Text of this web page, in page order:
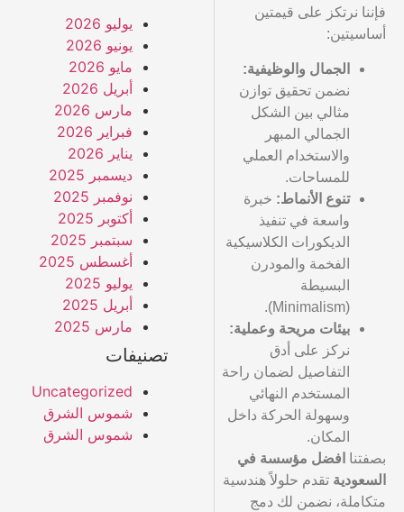
فإننا نرتكز على قيمتين
أساسيتين:
الجمال والوظيفية:
نضمن تحقيق توازن
مثالي بين الشكل
الجمالي المبهر
والاستخدام العملي
للمساحات.
تنوع الأنماط: خبرة
واسعة في تنفيذ
الديكورات الكلاسيكية
الفخمة والمودرن
البسيطة
(Minimalism).
بيئات مريحة وعملية:
نركز على أدق
التفاصيل لضمان راحة
المستخدم النهائي
وسهولة الحركة داخل
المكان.
بصفتنا افضل مؤسسة في
السعودية تقدم حلولاً هندسية
متكاملة، نضمن لك دمج
يوليو 2026
يونيو 2026
مايو 2026
أبريل 2026
مارس 2026
فبراير 2026
يناير 2026
ديسمبر 2025
نوفمبر 2025
أكتوبر 2025
سبتمبر 2025
أغسطس 2025
يوليو 2025
أبريل 2025
مارس 2025
تصنيفات
Uncategorized
شموس الشرق
شموس الشرق